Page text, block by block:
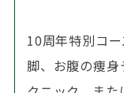
10周年特別コ
脚、お腹の痩